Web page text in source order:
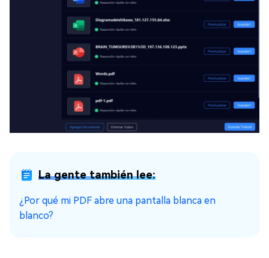
La gente también lee:
¿Por qué mi PDF abre una pantalla blanca en
blanco?